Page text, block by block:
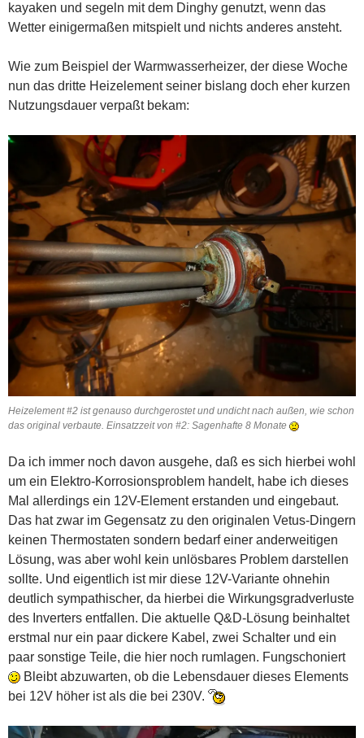
kayaken und segeln mit dem Dinghy genutzt, wenn das
Wetter einigermaßen mitspielt und nichts anderes ansteht.
Wie zum Beispiel der Warmwasserheizer, der diese Woche
nun das dritte Heizelement seiner bislang doch eher kurzen
Nutzungsdauer verpaßt bekam:
Heizelement #2 ist genauso durchgerostet und undicht nach außen, wie schon
das original verbaute. Einsatzzeit von #2: Sagenhafte 8 Monate
Da ich immer noch davon ausgehe, daß es sich hierbei wohl
um ein Elektro-Korrosionsproblem handelt, habe ich dieses
Mal allerdings ein 12V-Element erstanden und eingebaut.
Das hat zwar im Gegensatz zu den originalen Vetus-Dingern
keinen Thermostaten sondern bedarf einer anderweitigen
Lösung, was aber wohl kein unlösbares Problem darstellen
sollte. Und eigentlich ist mir diese 12V-Variante ohnehin
deutlich sympathischer, da hierbei die Wirkungsgradverluste
des Inverters entfallen. Die aktuelle Q&D-Lösung beinhaltet
erstmal nur ein paar dickere Kabel, zwei Schalter und ein
paar sonstige Teile, die hier noch rumlagen. Fungschoniert
Bleibt abzuwarten, ob die Lebensdauer dieses Elements
bei 12V höher ist als die bei 230V.